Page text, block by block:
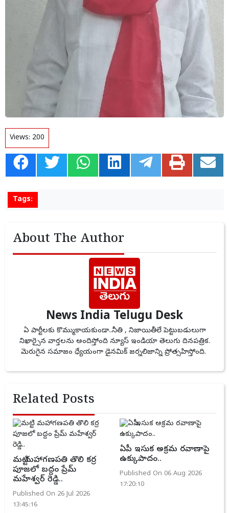
Views: 200
Tags:
About The Author
News India Telugu Desk
ఏ పార్టీలకు కొమ్ముకాయకుండా..నీతి , నిజాయితీలే పెట్టుబడులుగా
నిఖార్సైన వార్తలను అందిస్తోంది న్యూస్ ఇండియా తెలుగు దినపత్రిక.
మెరుగైన సమాజం ధ్యేయంగా డైనమిక్ జర్నలిజాన్ని ప్రోత్సహిస్తోంది.
Related Posts
మట్టి మహాగణపతి తొలి కర్ర
పూజలో బద్దం ప్రేమ్
మహేశ్వర్ రెడ్డి..
Published On 26 Jul 2026
13:45:16
ఏపీ ఇసుక అక్రమ రవాణాపై
ఉక్కుపాదం..
Published On 06 Aug 2026
17:20:10